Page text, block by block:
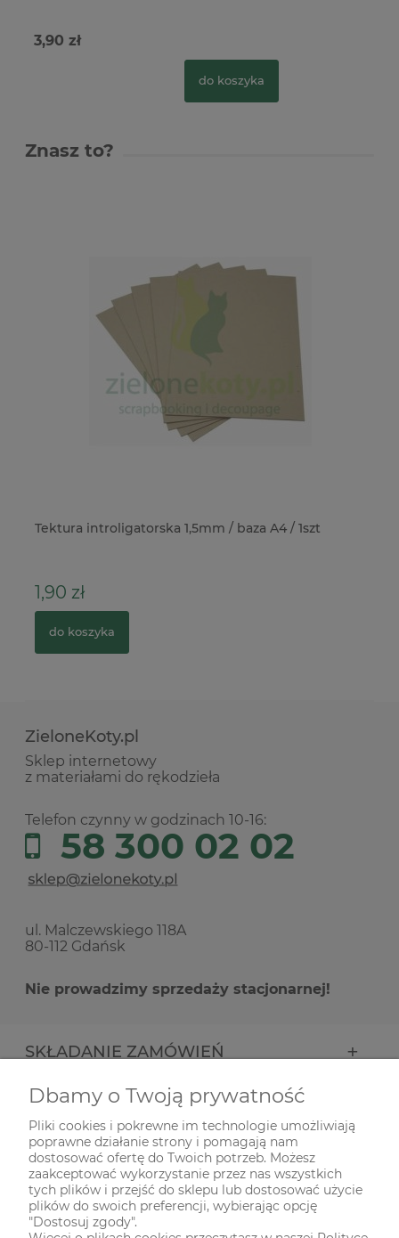
3,90 zł
do koszyka
Znasz to?
Tektura introligatorska 1,5mm / baza A4 / 1szt
1,90 zł
do koszyka
ZieloneKoty.pl
Sklep internetowy
z materiałami do rękodzieła
Telefon czynny w godzinach 10-16:
58 300 02 02
ul. Malczewskiego 118A
80-112 Gdańsk
Nie prowadzimy sprzedaży stacjonarnej!
SKŁADANIE ZAMÓWIEŃ
INFORMACJE
ODWIEDŹ NAS NA
Dbamy o Twoją prywatność
Pliki cookies i pokrewne im technologie umożliwiają
poprawne działanie strony i pomagają nam
dostosować ofertę do Twoich potrzeb. Możesz
zaakceptować wykorzystanie przez nas wszystkich
tych plików i przejść do sklepu lub dostosować użycie
plików do swoich preferencji, wybierając opcję
"Dostosuj zgody".